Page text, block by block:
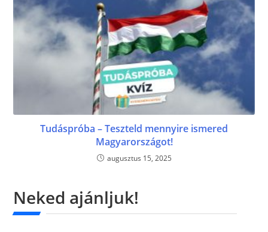
Tudáspróba – Teszteld mennyire ismered
Magyarországot!
augusztus 15, 2025
Neked ajánljuk!